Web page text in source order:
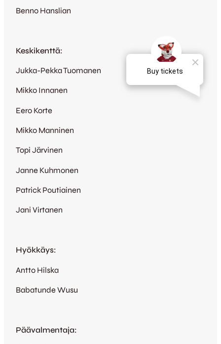
Benno Hanslian
Keskikenttä:
Jukka-Pekka Tuomanen
Mikko Innanen
Eero Korte
Mikko Manninen
Topi Järvinen
Janne Kuhmonen
Patrick Poutiainen
Jani Virtanen
Hyökkäys:
Antto Hilska
Babatunde Wusu
Päävalmentaja: